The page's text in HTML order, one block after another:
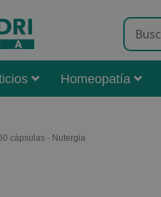
Homeopatía
cápsulas - Nutergia